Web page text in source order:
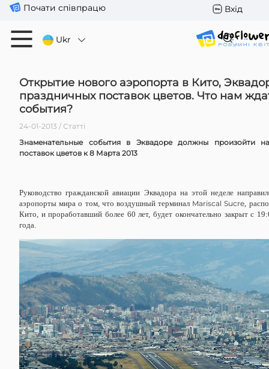
Почати співпрацю Вхід
Ukr
Открытие нового аэропорта в Кито,
праздничных поставок цветов. Что нам
события?
24-01-2013 / Статті
Знаменательные события в Эквадоре должны произойти
поставок цветов к 8 Марта 2013
Руководство гражданской авиации Эквадора на этой неделе
аэропорты мира о том, что воздушный терминал Mariscal Sucre,
Кито, и проработавший более 60 лет, будет окончательно закрыт с
года.